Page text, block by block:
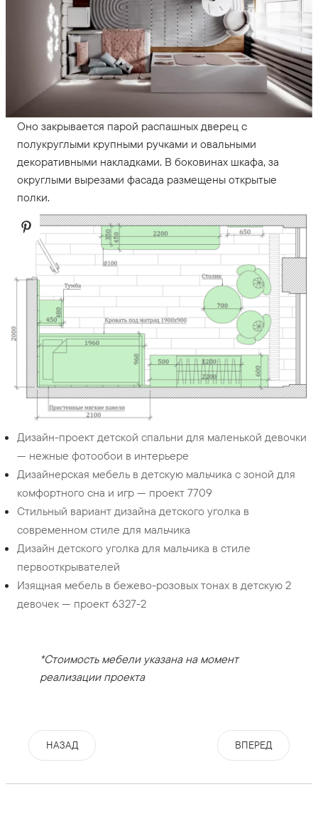
Оно закрывается парой распашных дверец с
полукруглыми крупными ручками и овальными
декоративными накладками. В боковинах шкафа, за
округлыми вырезами фасада размещены открытые
полки.
Дизайн-проект детской спальни для маленькой девочки
— нежные фотообои в интерьере
Дизайнерская мебель в детскую мальчика с зоной для
комфортного сна и игр — проект 7709
Стильный вариант дизайна детского уголка в
современном стиле для мальчика
Дизайн детского уголка для мальчика в стиле
первооткрывателей
Изящная мебель в бежево-розовых тонах в детскую 2
девочек — проект 6327-2
*Стоимость мебели указана на момент
реализации проекта
НАЗАД ВПЕРЕД